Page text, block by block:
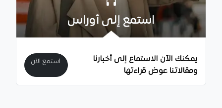
استمع إلى أوراس
يمكنك الآن الاستماع إلى أخبارنا
ومقالاتنا عوض قراءتها
استمع الآن